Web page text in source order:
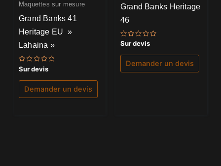
Maquettes sur mesure
Grand Banks 41
Heritage EU »
Lahaina »
Note
0
sur
Sur devis
Demander un devis
Grand Banks Heritage
46
Note
0
sur
Sur devis
Demander un devis